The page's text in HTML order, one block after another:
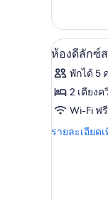
ปลอด
บุหรี่
(Loft
Suite,
Hearing)
พิการ,
ปลอด
บุหรี่
(Loft
Suite,
Hearing)
เคบิน,
หลาย
เตียง,
ปลอด
บุหรี่
Level)
เกี่ยว
กับ
ดี
ซ์
เคบิน,
เตียง,
ปลอด
เปิด
ภาพถ่าย
ทั้งหมด
ของ
ห้อง
5
ห้องดีลักซ์
พักได้ 5
2 เตียงค
Wi-Fi ฟรี
รายละเอียด
ราย